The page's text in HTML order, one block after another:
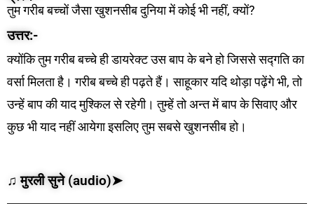
तुम गरीब बच्चों जैसा खुशनसीब दुनिया में कोई भी नहीं, क्यों?
उत्तर:-
क्योंकि तुम गरीब बच्चे ही डायरेक्ट उस बाप के बने हो जिससे सद्गति का
वर्सा मिलता है। गरीब बच्चे ही पढ़ते हैं। साहूकार यदि थोड़ा पढ़ेंगे भी, तो
उन्हें बाप की याद मुश्किल से रहेगी। तुम्हें तो अन्त में बाप के सिवाए और
कुछ भी याद नहीं आयेगा इसलिए तुम सबसे खुशनसीब हो।
♫ मुरली सुने (audio)➤